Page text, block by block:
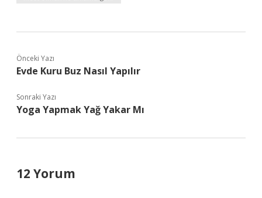
Önceki Yazı
Evde Kuru Buz Nasıl Yapılır
Sonraki Yazı
Yoga Yapmak Yağ Yakar Mı
12 Yorum